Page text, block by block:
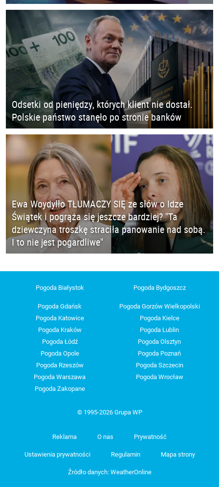
Odsetki od pieniędzy, których klient nie dostał.
Polskie państwo stanęło po stronie banków
Ewa Woydyłło TŁUMACZY SIĘ ze słów o Idze
Świątek i pogrąża się jeszcze bardziej? "Ta
dziewczyna troszkę straciła panowanie nad sobą.
I to nie jest pogardliwe"
Pogoda Białystok Pogoda Bydgoszcz
Pogoda Gdańsk
Pogoda Gorzów Wielkopolski
Pogoda Katowice
Pogoda Kielce
Pogoda Kraków
Pogoda Lublin
Pogoda Łódź
Pogoda Olsztyn
Pogoda Opole
Pogoda Poznań
Pogoda Rzeszów
Pogoda Szczecin
Pogoda Warszawa
Pogoda Wrocław
Pogoda Zakopane
© 1995-2026 Grupa WP
Reklama O nas Prywatność
Ustawienia prywatności Regulamin Mapa strony
Źródło danych: WeatherOnline